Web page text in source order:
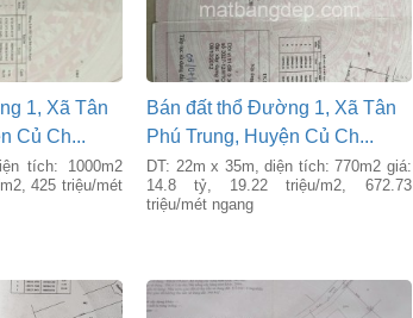
1, Xã Tân
Củ Ch...
tích: 1000m2
425 triệu/mét
Bán đất thổ Đường 1, Xã Tân
Phú Trung, Huyện Củ Ch...
DT: 22m x 35m, diện tích: 770m2 giá:
14.8 tỷ, 19.22 triệu/m2, 672.73
triệu/mét ngang